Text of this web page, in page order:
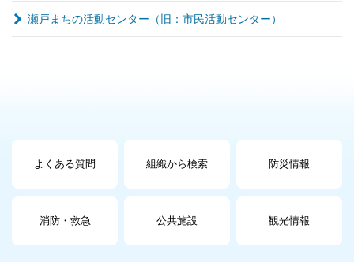
瀬戸まちの活動センター（旧：市民活動センター）
よくある質問 組織から検索 防災情報
消防・救急 公共施設 観光情報